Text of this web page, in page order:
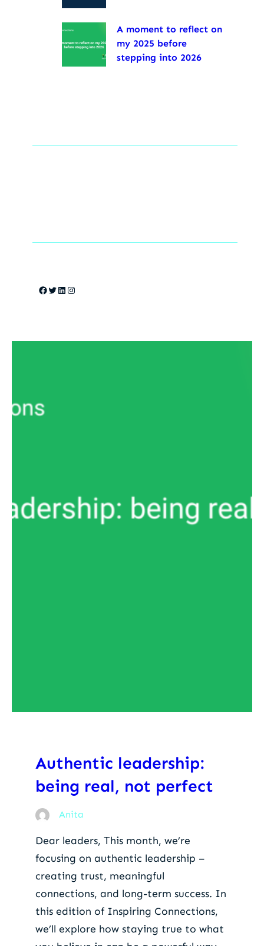
A moment to reflect on
my 2025 before
stepping into 2026
Facebook Twitter LinkedIn Instagram
Authentic leadership:
being real, not perfect
Anita
Dear leaders, This month, we’re
focusing on authentic leadership –
creating trust, meaningful
connections, and long-term success. In
this edition of Inspiring Connections,
we’ll explore how staying true to what